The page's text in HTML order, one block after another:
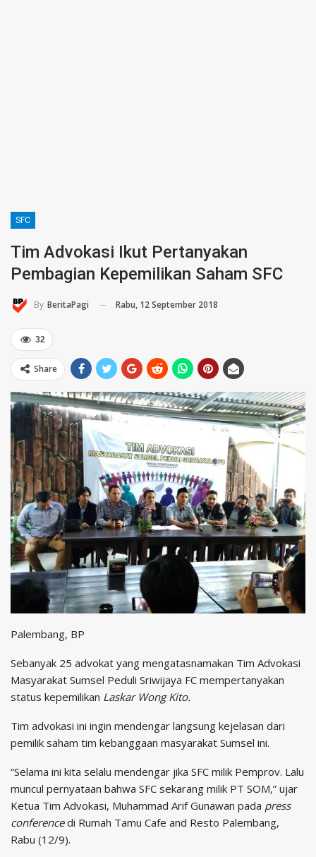
SFC
Tim Advokasi Ikut Pertanyakan
Pembagian Kepemilikan Saham SFC
By BeritaPagi Rabu, 12 September 2018
32
Share
Palembang, BP
Sebanyak 25 advokat yang mengatasnamakan Tim Advokasi
Masyarakat Sumsel Peduli Sriwijaya FC mempertanyakan
status kepemilikan Laskar Wong Kito.
Tim advokasi ini ingin mendengar langsung kejelasan dari
pemilik saham tim kebanggaan masyarakat Sumsel ini.
“Selama ini kita selalu mendengar jika SFC milik Pemprov. Lalu
muncul pernyataan bahwa SFC sekarang milik PT SOM,” ujar
Ketua Tim Advokasi, Muhammad Arif Gunawan pada press
conferencedi Rumah Tamu Cafe and Resto Palembang,
Rabu (12/9).